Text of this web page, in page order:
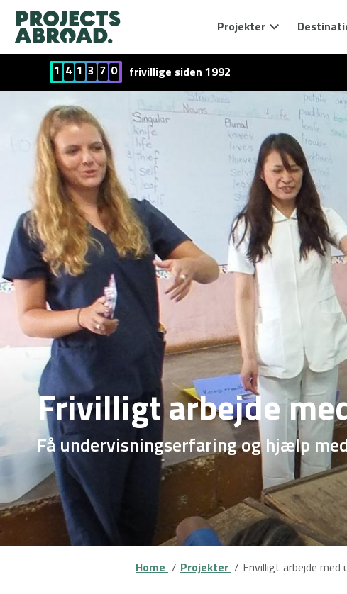
Projekter
1 4 1 3 7 0 frivillige siden 1992
Frivilligt arbejde
Få undervisningserfaring og hjælp
Home Projekter Frivilligt arbejde med